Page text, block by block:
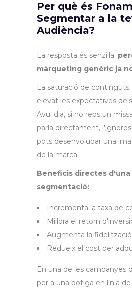
Per què és
Segmentar a la
Audiència?
La resposta és senzilla:
màrqueting genèric ja
La saturació de
elevat les expectatives
Avui dia, si no reps un
parla directament,
pots desenvolupar una
de la marca.
Beneficis directes d'una
segmentació:
Incrementa la taxa de
Millora el retorn
Augmenta la
Redueix el cost per
En una de les campanyes
per a una botiga en línia